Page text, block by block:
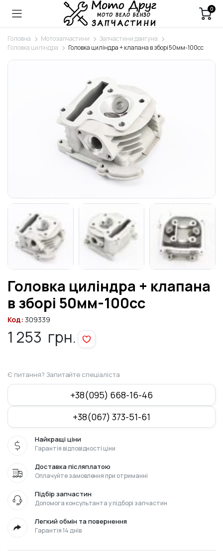
0
Головна Мотозапчастини
Запчастини двигуна
Головка циліндра
Головка циліндра + клапана в зборі 50мм-100cc
Головка циліндра + клапана
в зборі 50мм-100cc
Код: 309339
1 253 грн.
Є питання? Запитайте спеціаліста
+38(095) 668-16-46
+38(067) 373-51-61
Найкращі ціни
Гарантія відповідності ціни
Доставка післяплатою
Оплачуйте замовлення при отриманні
Підбір запчастин
Допомога консультанта у підборі запчастин
Легкий обмін та повернення
Гарантія 14 днів